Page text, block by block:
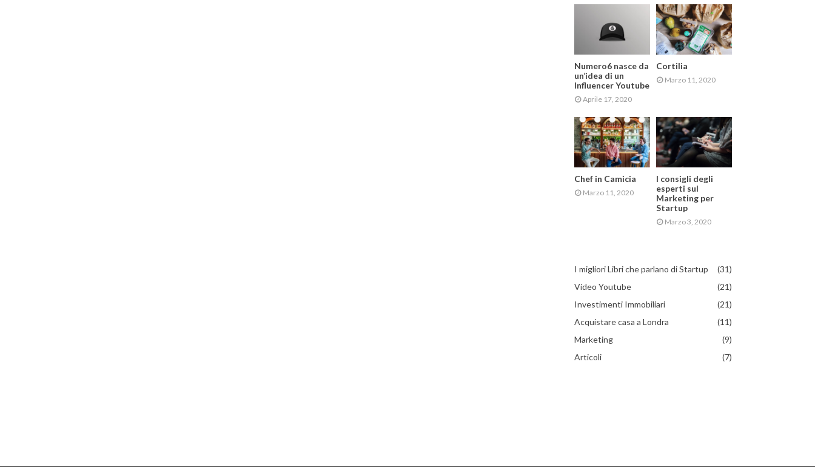
Numero6 nasce da
un’idea di un
Influencer Youtube
Aprile 17, 2020
Cortilia
Marzo 11, 2020
Chef in Camicia
Marzo 11, 2020
I consigli degli
esperti sul
Marketing per
Startup
Marzo 3, 2020
I migliori Libri che parlano di Startup
(31)
Video Youtube
(21)
Investimenti Immobiliari
(21)
Acquistare casa a Londra
(11)
Marketing
(9)
Articoli
(7)